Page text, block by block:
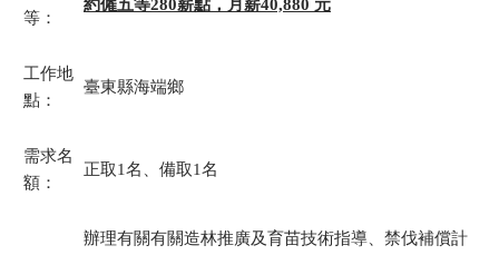
等：
約僱五等280薪點，月薪40,880 元
工作地
點：
臺東縣海端鄉
需求名
額：
正取1名、備取1名
辦理有關有關造林推廣及育苗技術指導、禁伐補償計